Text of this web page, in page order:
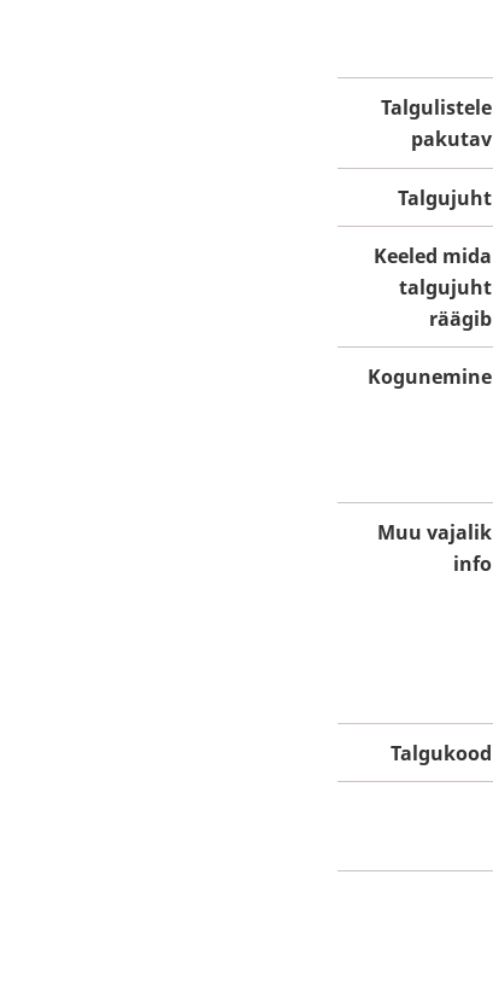
Talgulistele
pakutav
Talgujuht
Keeled mida
talgujuht
räägib
Kogunemine
Muu vajalik
info
Talgukood